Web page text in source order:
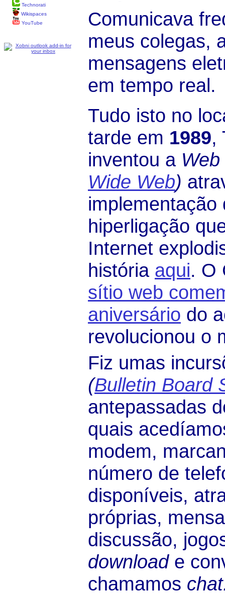
Technorati
Wikispaces
YouTube
Comunicava
meus colegas,
mensagens
em tempo real.
Tudo isto no
tarde em 1989,
inventou a Web
Wide Web)
implementação
hiperligação
Internet
história aqui. O
sítio web
aniversário do
revolucionou o
Fiz umas
(Bulletin Board
antepassadas
quais
modem,
número de
disponíveis,
próprias,
discussão,
downloade
chamamos